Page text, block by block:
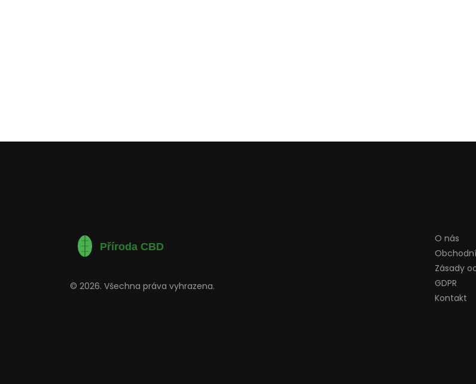
© 2026. Všechna práva vyhrazena.
O nás
Zásady
GDPR
Kontakt